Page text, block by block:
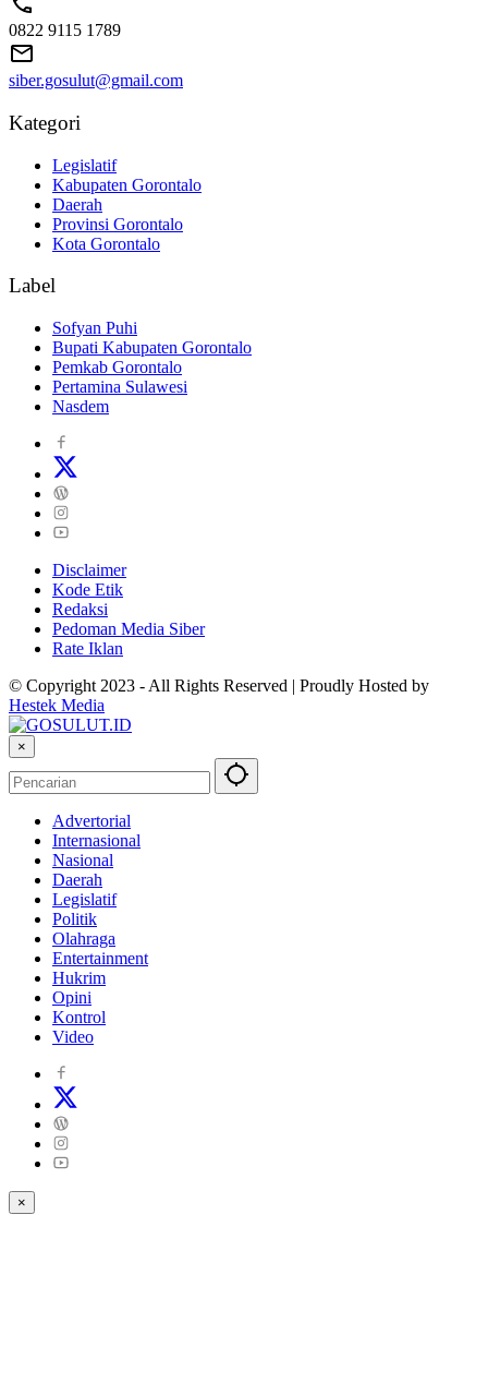
0822 9115 1789
siber.gosulut@gmail.com
Kategori
Legislatif
Kabupaten Gorontalo
Daerah
Provinsi Gorontalo
Kota Gorontalo
Label
Sofyan Puhi
Bupati Kabupaten Gorontalo
Pemkab Gorontalo
Pertamina Sulawesi
Nasdem
Disclaimer
Kode Etik
Redaksi
Pedoman Media Siber
Rate Iklan
© Copyright 2023 - All Rights Reserved | Proudly Hosted by
Hestek Media
×
Advertorial
Internasional
Nasional
Daerah
Legislatif
Politik
Olahraga
Entertainment
Hukrim
Opini
Kontrol
Video
×